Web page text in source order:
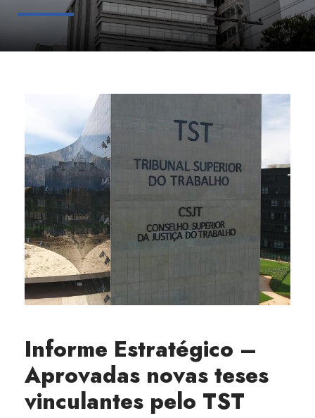
Informe Estratégico –
Aprovadas novas teses
vinculantes pelo TST